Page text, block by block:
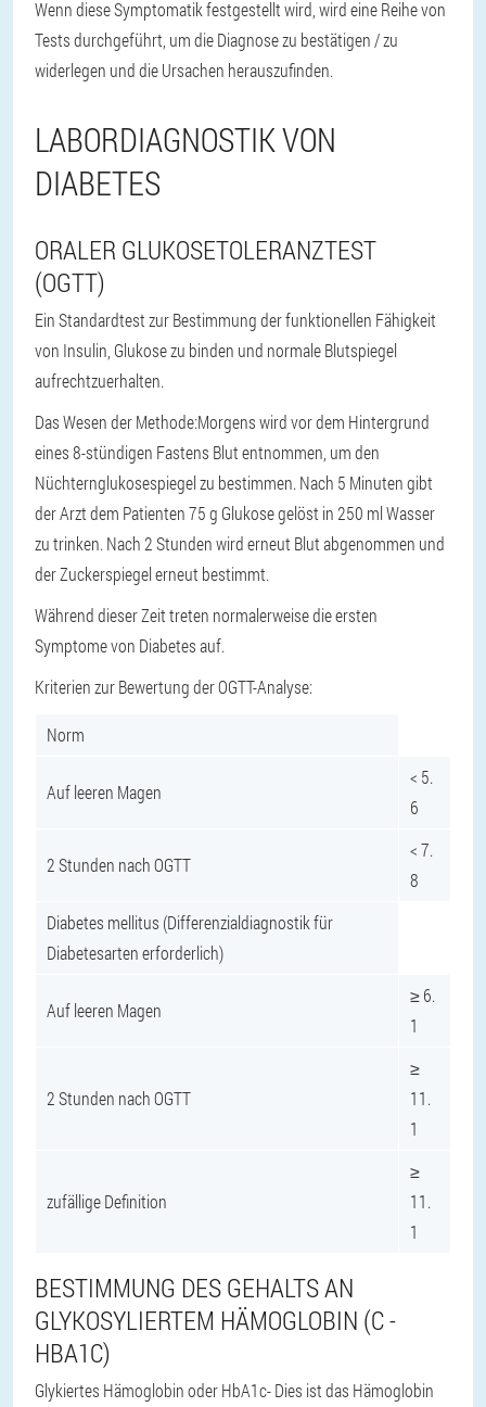
Wenn diese Symptomatik festgestellt wird, wird eine Reihe von
Tests durchgeführt, um die Diagnose zu bestätigen / zu
widerlegen und die Ursachen herauszufinden.
LABORDIAGNOSTIK VON
DIABETES
ORALER GLUKOSETOLERANZTEST
(OGTT)
Ein Standardtest zur Bestimmung der funktionellen Fähigkeit
von Insulin, Glukose zu binden und normale Blutspiegel
aufrechtzuerhalten.
Das Wesen der Methode:Morgens wird vor dem Hintergrund
eines 8-stündigen Fastens Blut entnommen, um den
Nüchternglukosespiegel zu bestimmen. Nach 5 Minuten gibt
der Arzt dem Patienten 75 g Glukose gelöst in 250 ml Wasser
zu trinken. Nach 2 Stunden wird erneut Blut abgenommen und
der Zuckerspiegel erneut bestimmt.
Während dieser Zeit treten normalerweise die ersten
Symptome von Diabetes auf.
Kriterien zur Bewertung der OGTT-Analyse:
Norm
Auf leeren Magen
< 5.
6
2 Stunden nach OGTT
< 7.
8
Diabetes mellitus (Differenzialdiagnostik für
Diabetesarten erforderlich)
Auf leeren Magen
≥ 6.
1
2 Stunden nach OGTT
≥
11.
1
zufällige Definition
≥
11.
1
BESTIMMUNG DES GEHALTS AN
GLYKOSYLIERTEM HÄMOGLOBIN (C -
HBA1C)
Glykiertes Hämoglobin oder HbA1c- Dies ist das Hämoglobin